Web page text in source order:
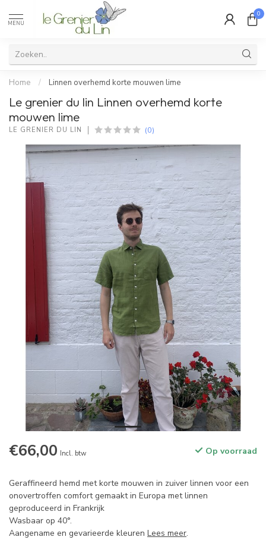
MENU
0
Home / Linnen overhemd korte mouwen lime
Le grenier du lin Linnen overhemd korte
mouwen lime
LE GRENIER DU LIN (0)
€66,00 Incl. btw Op voorraad
Geraffineerd hemd met korte mouwen in zuiver linnen voor een
onovertroffen comfort gemaakt in Europa met linnen
geproduceerd in Frankrijk
Wasbaar op 40°.
Aangename en gevarieerde kleuren Lees meer.